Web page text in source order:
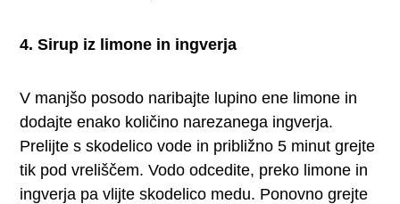
4. Sirup iz limone in ingverja
V manjšo posodo naribajte lupino ene limone in
dodajte enako količino narezanega ingverja.
Prelijte s skodelico vode in približno 5 minut grejte
tik pod vreliščem. Vodo odcedite, preko limone in
ingverja pa vlijte skodelico medu. Ponovno grejte